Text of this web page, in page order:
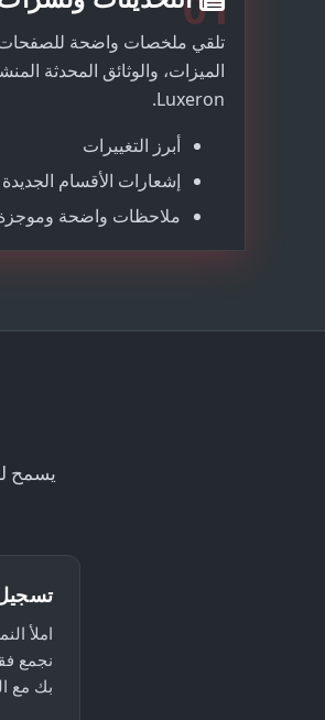
تلقي ملخصات واضحة للصفحات
Luxeron.
أبرز التغييرات
إشعارات الأقسام الجديدة
ملاحظات واضحة
يسمح
املأ
نجمع
بك مع